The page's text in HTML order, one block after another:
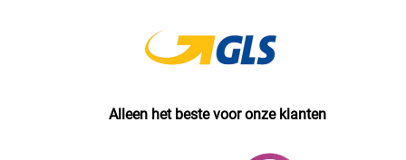
Alleen het beste voor onze klanten